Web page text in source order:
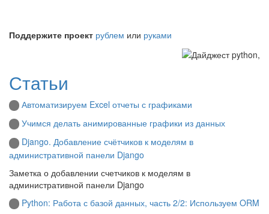
Поддержите проект рублем или руками
Статьи
Автоматизируем Excel отчеты с графиками
Учимся делать анимированные графики из данных
Django. Добавление счётчиков к моделям в
административной панели Django
Заметка о добавлении счетчиков к моделям в
административной панели Django
Python: Работа с базой данных, часть 2/2: Используем ORM